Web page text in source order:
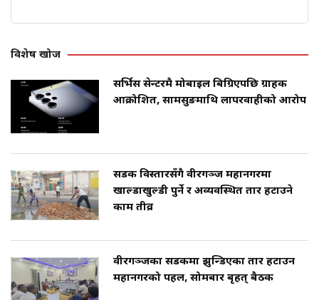
विशेष खोज
सर्भिस सेन्टरमै मोबाइल बिग्रिएपछि ग्राहक
आक्रोशित, सामसुङमाथि लापरवाहीको आरोप
सडक विस्तारसँगै वीरगञ्ज महानगरमा
खाल्डाखुल्डी पुर्ने र अव्यवस्थित तार हटाउने
काम तीव्र
वीरगञ्जका सडकमा झुन्डिएका तार हटाउन
महानगरको पहल, सोमबार बृहत् बैठक